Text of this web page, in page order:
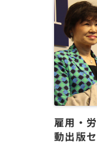
雇用・
動出版